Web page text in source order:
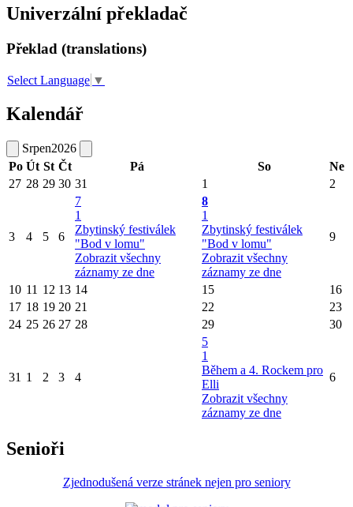
Univerzální překladač
Překlad (translations)
Select Language ▼
Kalendář
Srpen2026
Po Út St Čt Pá So
Ne
27 28 29 30 31 1 2
3 4 5 6
7
1
Zbytinský festiválek
"Bod v lomu"
Zobrazit všechny
záznamy ze dne
8
1
Zbytinský festiválek
"Bod v lomu"
Zobrazit všechny
záznamy ze dne
9
10 11 12 13 14 15
16
17 18 19 20 21 22
23
24 25 26 27 28 29 30
31 1 2 3 4
5
1
Během a 4. Rockem pro
Elli
Zobrazit všechny
záznamy ze dne
6
Senioři
Zjednodušená verze stránek nejen pro seniory